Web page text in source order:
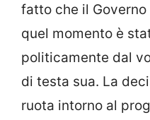
fatto che il
quel momento è
politicamente dal
di testa sua. La
ruota intorno al